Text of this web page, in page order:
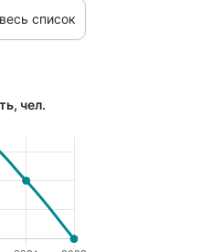
список
чел.